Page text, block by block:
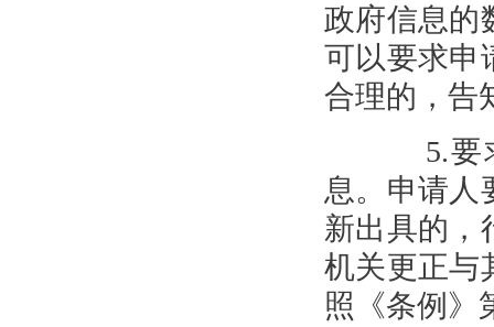
政府信息的
可以要求申
合理的，告
5.要求
息。申请人
新出具的，
机关更正与
照《条例》